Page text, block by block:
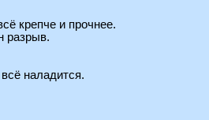
крепче и прочнее.
разрыв.
наладится.